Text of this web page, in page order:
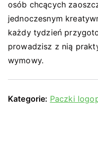
osób chcących
jednoczesnym
każdy tydzień
prowadzisz z nią
wymowy.
Kategorie: Paczki